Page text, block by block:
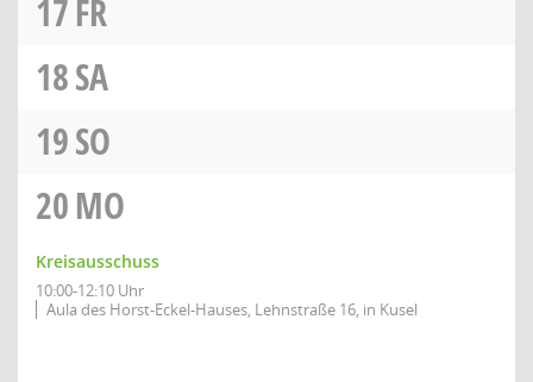
17FR
18SA
19SO
20MO
Kreisausschuss
10:00-12:10 Uhr
Aula des Horst-Eckel-Hauses, Lehnstraße 16, in Kusel